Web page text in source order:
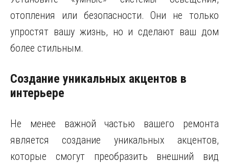
отопления или безопасности. Они не только
упростят вашу жизнь, но и сделают ваш дом
более стильным.
Создание уникальных акцентов в
интерьере
Не менее важной частью вашего ремонта
является создание уникальных акцентов,
которые смогут преобразить внешний вид